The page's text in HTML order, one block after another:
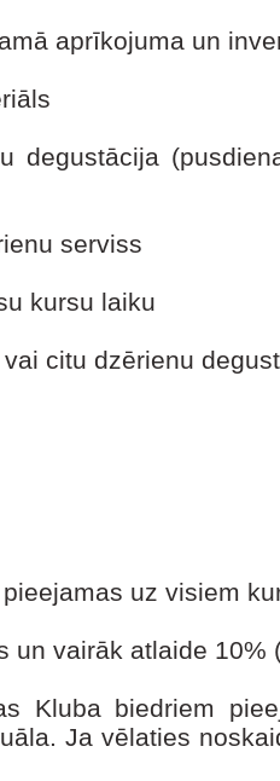
aprīkojuma un
(pusdienas
serviss
kursu laiku
citu dzērienu
uz visiem
vairāk atlaide 10%
biedriem
Ja vēlaties